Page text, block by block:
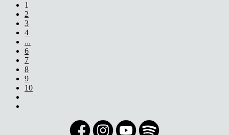
1
2
3
4
...
6
7
8
9
10